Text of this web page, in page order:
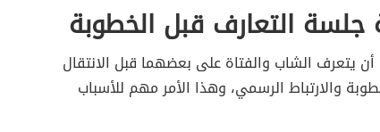
جلسة التعارف قبل الخطوبة
يتعرف الشاب والفتاة على بعضهما قبل الانتقال
والارتباط الرسمي، وهذا الأمر مهم للأسباب